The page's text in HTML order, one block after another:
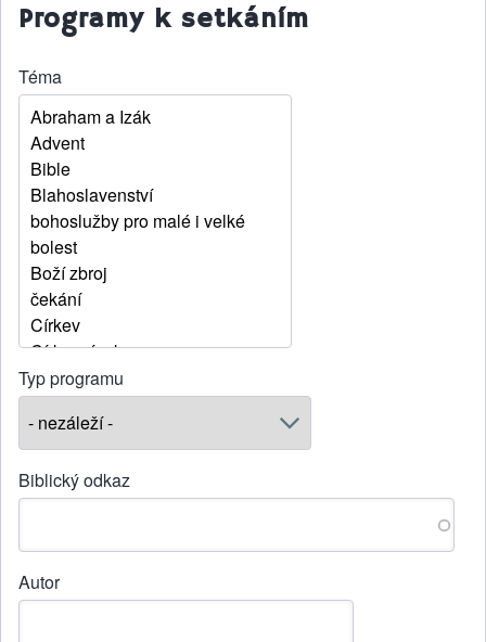
Programy k setkáním
Téma
Typ programu
Biblický odkaz
Autor